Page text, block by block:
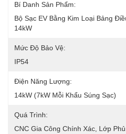
Bí Danh Sản Phẩm:
Bộ Sạc EV Bằng Kim Loại Bảng
14kW
Mức Độ Bảo Vệ:
IP54
Điện Năng Lượng:
14kW (7kW Mỗi Khẩu Súng Sạc)
Quá Trình:
CNC Gia Công Chính Xác, Lớp